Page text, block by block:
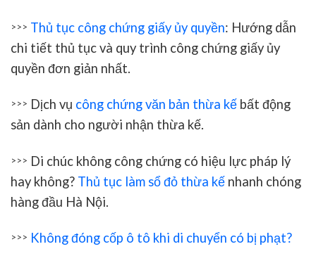
>>> Thủ tục công chứng giấy ủy quyền: Hướng dẫn
chi tiết thủ tục và quy trình công chứng giấy ủy
quyền đơn giản nhất.
>>> Dịch vụ công chứng văn bản thừa kế bất động
sản dành cho người nhận thừa kế.
>>> Di chúc không công chứng có hiệu lực pháp lý
hay không? Thủ tục làm sổ đỏ thừa kế nhanh chóng
hàng đầu Hà Nội.
>>> Không đóng cốp ô tô khi di chuyển có bị phạt?